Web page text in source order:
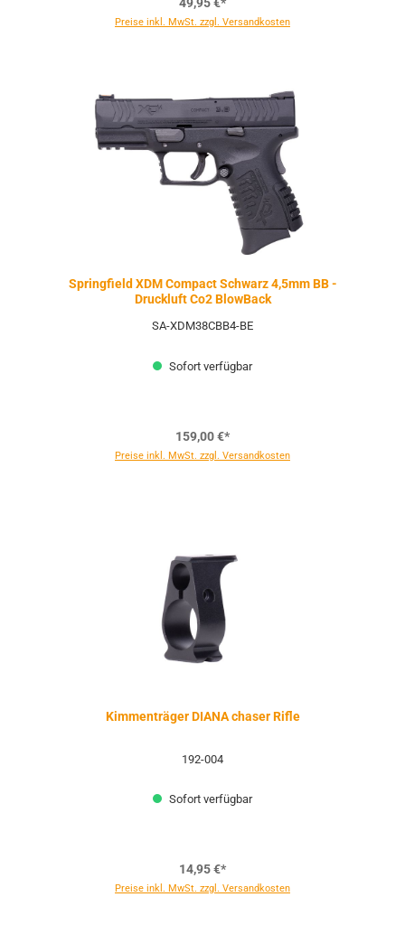
49,95 €*
Preise inkl. MwSt. zzgl. Versandkosten
Springfield XDM Compact Schwarz 4,5mm BB -
Druckluft Co2 BlowBack
SA-XDM38CBB4-BE
Sofort verfügbar
159,00 €*
Preise inkl. MwSt. zzgl. Versandkosten
Kimmenträger DIANA chaser Rifle
192-004
Sofort verfügbar
14,95 €*
Preise inkl. MwSt. zzgl. Versandkosten